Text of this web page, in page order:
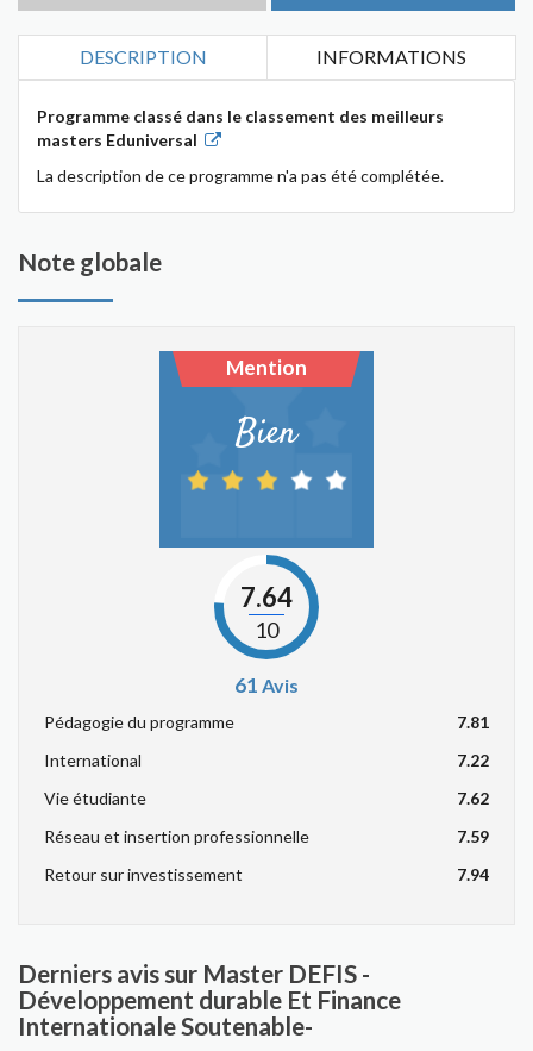
DESCRIPTION INFORMATIONS
Programme classé dans le classement des meilleurs
masters Eduniversal
La description de ce programme n'a pas été complétée.
Note globale
Mention
Bien
7.64
10
61 Avis
Pédagogie du programme
7.81
International
7.22
Vie étudiante
7.62
Réseau et insertion professionnelle
7.59
Retour sur investissement
7.94
Derniers avis sur Master DEFIS -
Développement durable Et Finance
Internationale Soutenable-